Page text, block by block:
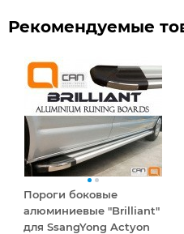
Рекомендуемые
Пороги боковые
алюминиевые "Brilliant"
для SsangYong Actyon